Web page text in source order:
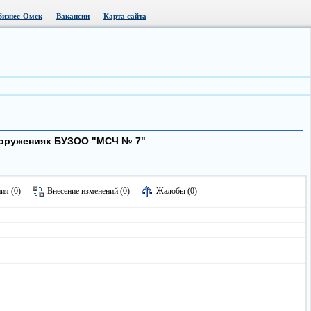
Омск Вакансии Карта сайта
БУЗОО "МСЧ № 7"
(0) Внесение изменений (0) Жалобы (0)